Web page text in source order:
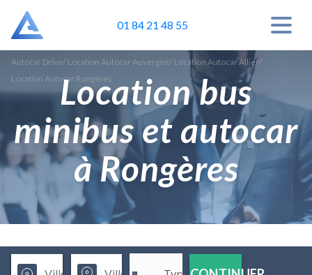
01 84 21 48 55
Autocar Drive/ Location Autocar Auvergne/ Location Autocar Allier/
Location Autocar Rongères
Location bus
minibus et autocar
à Rongères